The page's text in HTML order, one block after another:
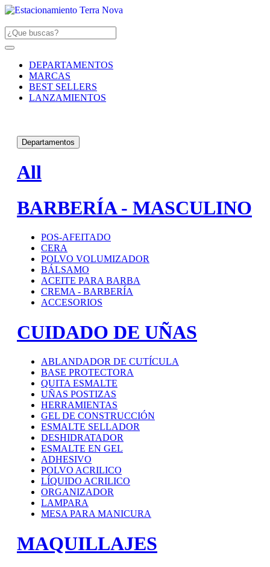
DEPARTAMENTOS
MARCAS
BEST SELLERS
LANZAMIENTOS
Departamentos
All
BARBERÍA - MASCULINO
POS-AFEITADO
CERA
POLVO VOLUMIZADOR
BÁLSAMO
ACEITE PARA BARBA
CREMA - BARBERÍA
ACCESORIOS
CUIDADO DE UÑAS
ABLANDADOR DE CUTÍCULA
BASE PROTECTORA
QUITA ESMALTE
UÑAS POSTIZAS
HERRAMIENTAS
GEL DE CONSTRUCCIÓN
ESMALTE SELLADOR
DESHIDRATADOR
ESMALTE EN GEL
ADHESIVO
POLVO ACRILICO
LÍQUIDO ACRILICO
ORGANIZADOR
LAMPARA
MESA PARA MANICURA
MAQUILLAJES